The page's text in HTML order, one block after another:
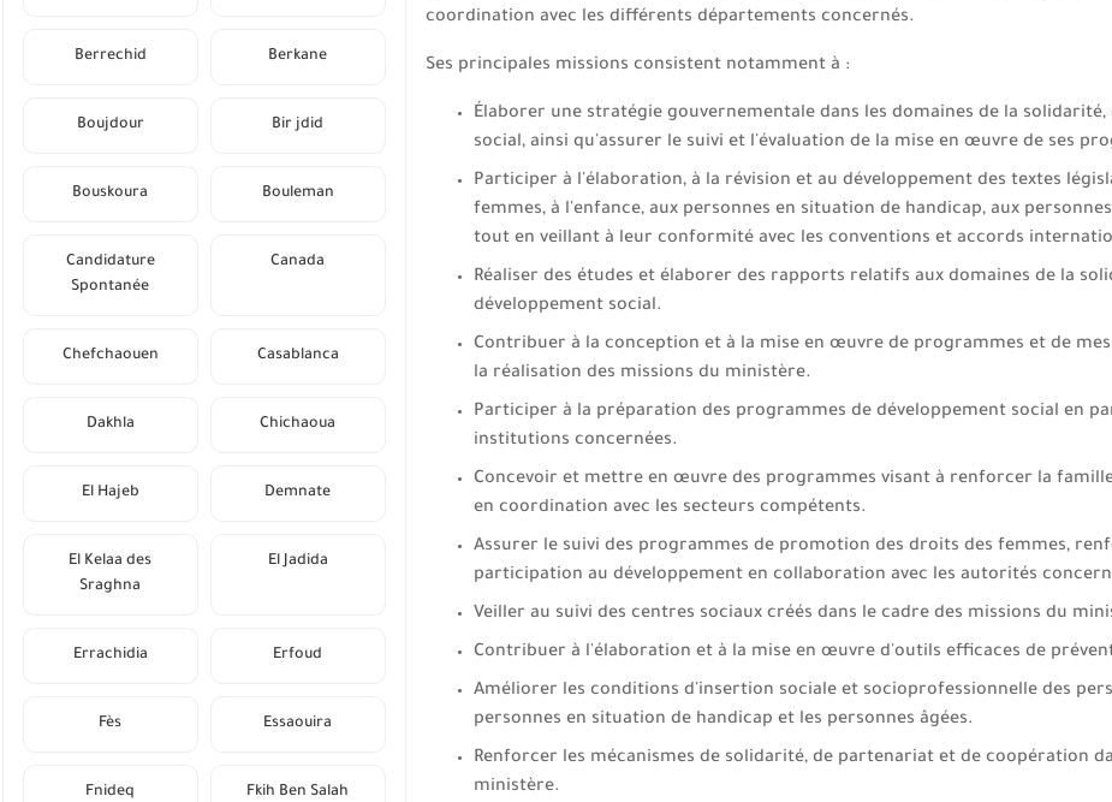
coordination avec les différents départements concernés.
Ses principales missions consistent notamment à :
Élaborer une stratégie gouvernementale dans les domaines de la
social, ainsi qu'assurer le suivi et l'évaluation de la mise en œuvre de ses
Participer à l'élaboration, à la révision et au développement des textes
femmes, à l'enfance, aux personnes en situation de handicap, aux
tout en veillant à leur conformité avec les conventions et accords
Réaliser des études et élaborer des rapports relatifs aux domaines de la
développement social.
Contribuer à la conception et à la mise en œuvre de programmes et de
la réalisation des missions du ministère.
Participer à la préparation des programmes de développement social en
institutions concernées.
Concevoir et mettre en œuvre des programmes visant à renforcer la
en coordination avec les secteurs compétents.
Assurer le suivi des programmes de promotion des droits des femmes,
participation au développement en collaboration avec les autorités
Veiller au suivi des centres sociaux créés dans le cadre des missions du
Contribuer à l'élaboration et à la mise en œuvre d'outils efficaces de
Améliorer les conditions d'insertion sociale et socioprofessionnelle des
personnes en situation de handicap et les personnes âgées.
Renforcer les mécanismes de solidarité, de partenariat et de coopération
ministère.
Berkane
Berrechid
Bir jdid
Boujdour
Bouleman
Bouskoura
Canada
Candidature
Spontanée
Casablanca
Chefchaouen
Chichaoua
Dakhla
Demnate
El Hajeb
El Jadida
El Kelaa des
Sraghna
Erfoud
Errachidia
Essaouira
Fès
Fkih Ben Salah
Fnideq